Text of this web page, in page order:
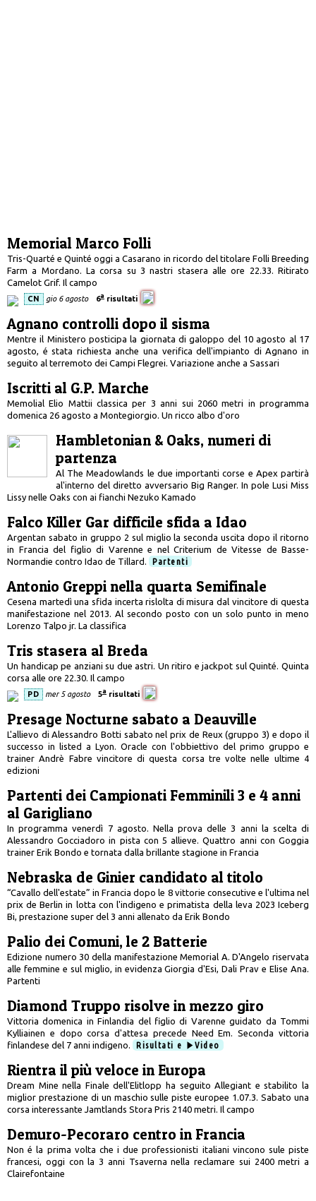
Memorial Marco Folli
Tris-Quarté e Quinté oggi a Casarano in ricordo del titolare Folli Breeding
Farm a Mordano. La corsa su 3 nastri stasera alle ore 22.33. Ritirato
Camelot Grif. Il campo
CN gio 6 agosto 6a risultati
Agnano controlli dopo il sisma
Mentre il Ministero posticipa la giornata di galoppo del 10 agosto al 17
agosto, é stata richiesta anche una verifica dell'impianto di Agnano in
seguito al terremoto dei Campi Flegrei. Variazione anche a Sassari
Iscritti al G.P. Marche
Memolial Elio Mattii classica per 3 anni sui 2060 metri in programma
domenica 26 agosto a Montegiorgio. Un ricco albo d'oro
Hambletonian & Oaks, numeri di
partenza
Al The Meadowlands le due importanti corse e Apex partirà
al'interno del diretto avversario Big Ranger. In pole Lusi Miss
Lissy nelle Oaks con ai fianchi Nezuko Kamado
Falco Killer Gar difficile sfida a Idao
Argentan sabato in gruppo 2 sul miglio la seconda uscita dopo il ritorno
in Francia del figlio di Varenne e nel Criterium de Vitesse de Basse-
Normandie contro Idao de Tillard.
Partenti
Antonio Greppi nella quarta Semifinale
Cesena martedì una sfida incerta rislolta di misura dal vincitore di questa
manifestazione nel 2013. Al secondo posto con un solo punto in meno
Lorenzo Talpo jr. La classifica
Tris stasera al Breda
Un handicap pe anziani su due astri. Un ritiro e jackpot sul Quinté. Quinta
corsa alle ore 22.30. Il campo
PD mer 5 agosto 5a risultati
Presage Nocturne sabato a Deauville
L'allievo di Alessandro Botti sabato nel prix de Reux (gruppo 3) e dopo il
successo in listed a Lyon. Oracle con l'obbiettivo del primo gruppo e
trainer Andrè Fabre vincitore di questa corsa tre volte nelle ultime 4
edizioni
Partenti dei Campionati Femminili 3 e 4 anni
al Garigliano
In programma venerdì 7 agosto. Nella prova delle 3 anni la scelta di
Alessandro Gocciadoro in pista con 5 allieve. Quattro anni con Goggia
trainer Erik Bondo e tornata dalla brillante stagione in Francia
Nebraska de Ginier candidato al titolo
“Cavallo dell'estate” in Francia dopo le 8 vittorie consecutive e l'ultima nel
prix de Berlin in lotta con l'indigeno e primatista della leva 2023 Iceberg
Bi, prestazione super del 3 anni allenato da Erik Bondo
Palio dei Comuni, le 2 Batterie
Edizione numero 30 della manifestazione Memorial A. D'Angelo riservata
alle femmine e sul miglio, in evidenza Giorgia d'Esi, Dali Prav e Elise Ana.
Partenti
Diamond Truppo risolve in mezzo giro
Vittoria domenica in Finlandia del figlio di Varenne guidato da Tommi
Kylliainen e dopo corsa d'attesa precede Need Em. Seconda vittoria
finlandese del 7 anni indigeno.
Risultati e Video
Rientra il più veloce in Europa
Dream Mine nella Finale dell'Elitlopp ha seguito Allegiant e stabilito la
miglior prestazione di un maschio sulle piste europee 1.07.3. Sabato una
corsa interessante Jamtlands Stora Pris 2140 metri. Il campo
Demuro-Pecoraro centro in Francia
Non é la prima volta che i due professionisti italiani vincono sule piste
francesi, oggi con la 3 anni Tsaverna nella reclamare sui 2400 metri a
Clairefontaine